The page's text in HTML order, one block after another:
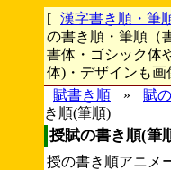
[ 漢字書き順・筆
の書き順・筆順（
書体・ゴシック体
体)・デザインも画
賦書き順
» 賦
き順(筆順)
授賦の書き順(筆
授の書き順アニメ